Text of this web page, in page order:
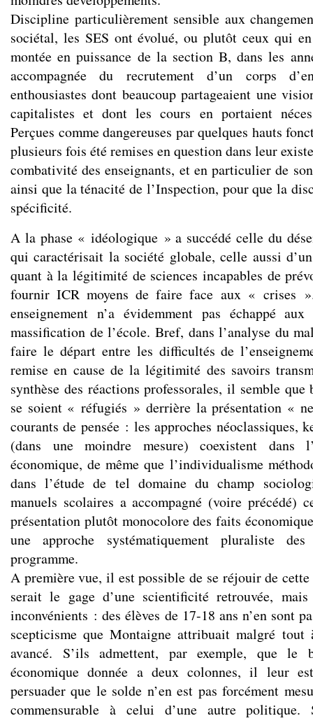
Discipline particulièrement sensible aux
sociétal, les SES ont évolué, ou plutôt ceux qui
montée en puissance de la section B, dans les
accompagnée du recrutement d’un corps
enthousiastes dont beaucoup partageaient une
capitalistes et dont les cours en portaient
Perçues comme dangereuses par quelques hauts
plusieurs fois été remises en question dans leur
combativité des enseignants, et en particulier de
ainsi que la ténacité de l’Inspection, pour que la
spécificité.
A la phase « idéologique » a succédé celle du
qui caractérisait la société globale, celle aussi
quant à la légitimité de sciences incapables de
fournir ICR moyens de faire face aux « crises
enseignement n’a évidemment pas échappé
massification de l’école. Bref, dans l’analyse du
faire le départ entre les difficultés de
remise en cause de la légitimité des savoirs
synthèse des réactions professorales, il semble que
se soient « réfugiés » derrière la présentation «
courants de pensée : les approches néoclassiques,
(dans une moindre mesure) coexistent dans
économique, de même que l’individualisme
dans l’étude de tel domaine du champ
manuels scolaires a accompagné (voire précédé)
présentation plutôt monocolore des faits
une approche systématiquement pluraliste
programme.
A première vue, il est possible de se réjouir de
serait le gage d’une scientificité retrouvée,
inconvénients : des élèves de 17-18 ans n’en sont
scepticisme que Montaigne attribuait malgré tout
avancé. S’ils admettent, par exemple, que le
économique donnée a deux colonnes, il leur
persuader que le solde n’en est pas forcément
commensurable à celui d’une autre politique.